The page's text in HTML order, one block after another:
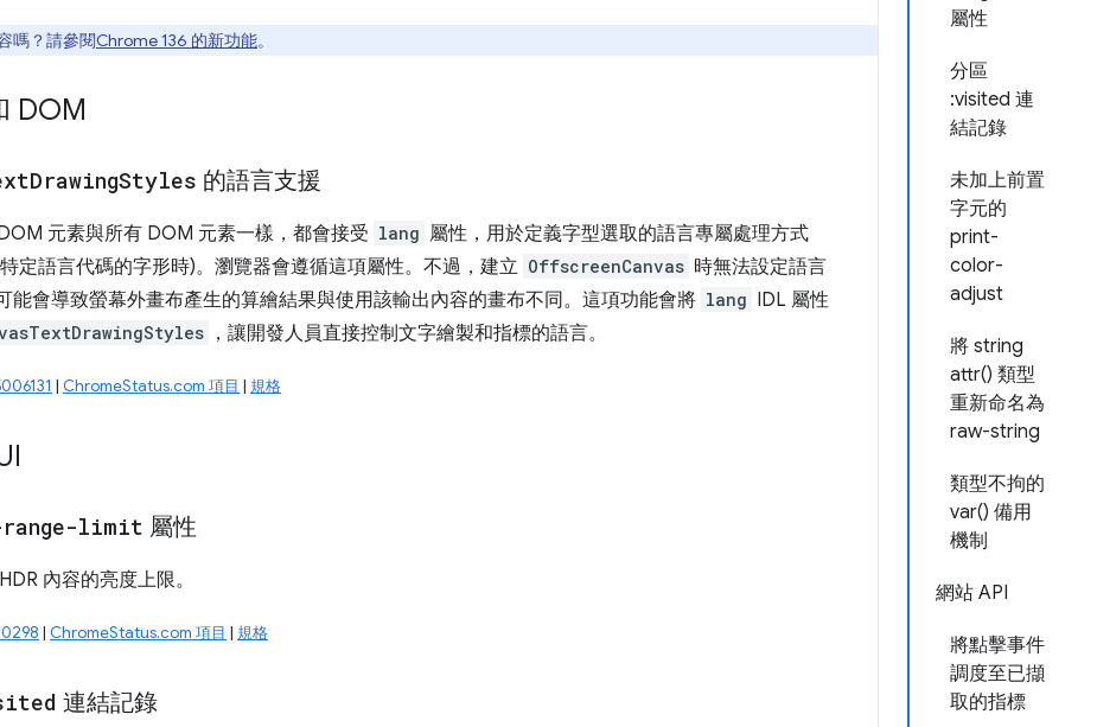
屬性
分區
:visited 連
結記錄
未加上前置
字元的
print-
color-
adjust
將 string
attr() 類型
重新命名為
raw-string
類型不拘的
var() 備用
機制
網站 API
將點擊事件
調度至已擷
取的指標
嗎？請參閱Chrome 136 的新功能。
DOM
DrawingStyles 的語言支援
元素與所有 DOM 元素一樣，都會接受 lang 屬性，用於定義字型選取的語言專屬處理方式
定語言代碼的字形時)。瀏覽器會遵循這項屬性。不過，建立 OffscreenCanvas 時無法設定語言
能會導致螢幕外畫布產生的算繪結果與使用該輸出內容的畫布不同。這項功能會將 lang IDL 屬性
，讓開發人員直接控制文字繪製和指標的語言。
| ChromeStatus.com 項目 | 規格
range-limit 屬性
內容的亮度上限。
| ChromeStatus.com 項目 | 規格
連結記錄